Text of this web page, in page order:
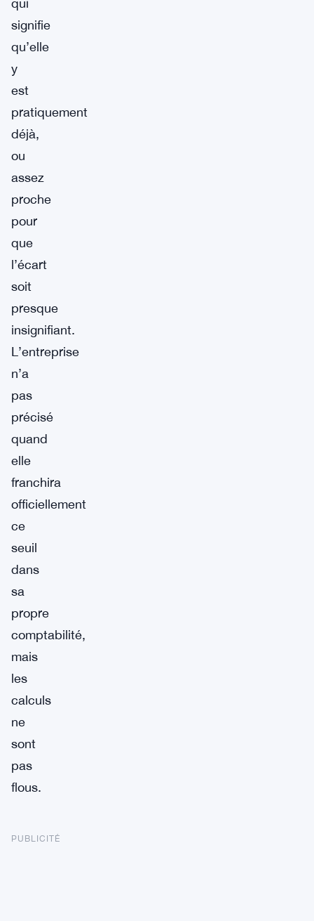
qui
signifie
qu’elle
y
est
pratiquement
déjà,
ou
assez
proche
pour
que
l’écart
soit
presque
insignifiant.
L’entreprise
n’a
pas
précisé
quand
elle
franchira
officiellement
ce
seuil
dans
sa
propre
comptabilité,
mais
les
calculs
ne
sont
pas
flous.
PUBLICITÉ